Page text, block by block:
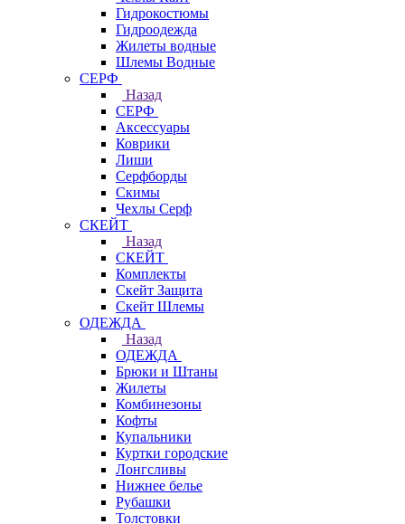
Гидрокостюмы
Гидроодежда
Жилеты водные
Шлемы Водные
СЕРФ
Назад
СЕРФ
Аксессуары
Коврики
Лиши
Серфборды
Скимы
Чехлы Cерф
СКЕЙТ
Назад
СКЕЙТ
Комплекты
Скейт Защита
Скейт Шлемы
ОДЕЖДА
Назад
ОДЕЖДА
Брюки и Штаны
Жилеты
Комбинезоны
Кофты
Купальники
Куртки городские
Лонгсливы
Нижнее белье
Рубашки
Толстовки